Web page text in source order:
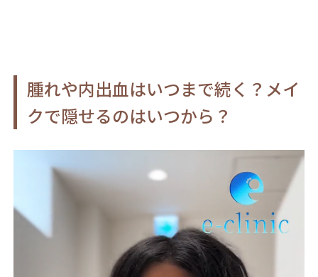
腫れや内出血はいつまで続く？メイ
クで隠せるのはいつから？